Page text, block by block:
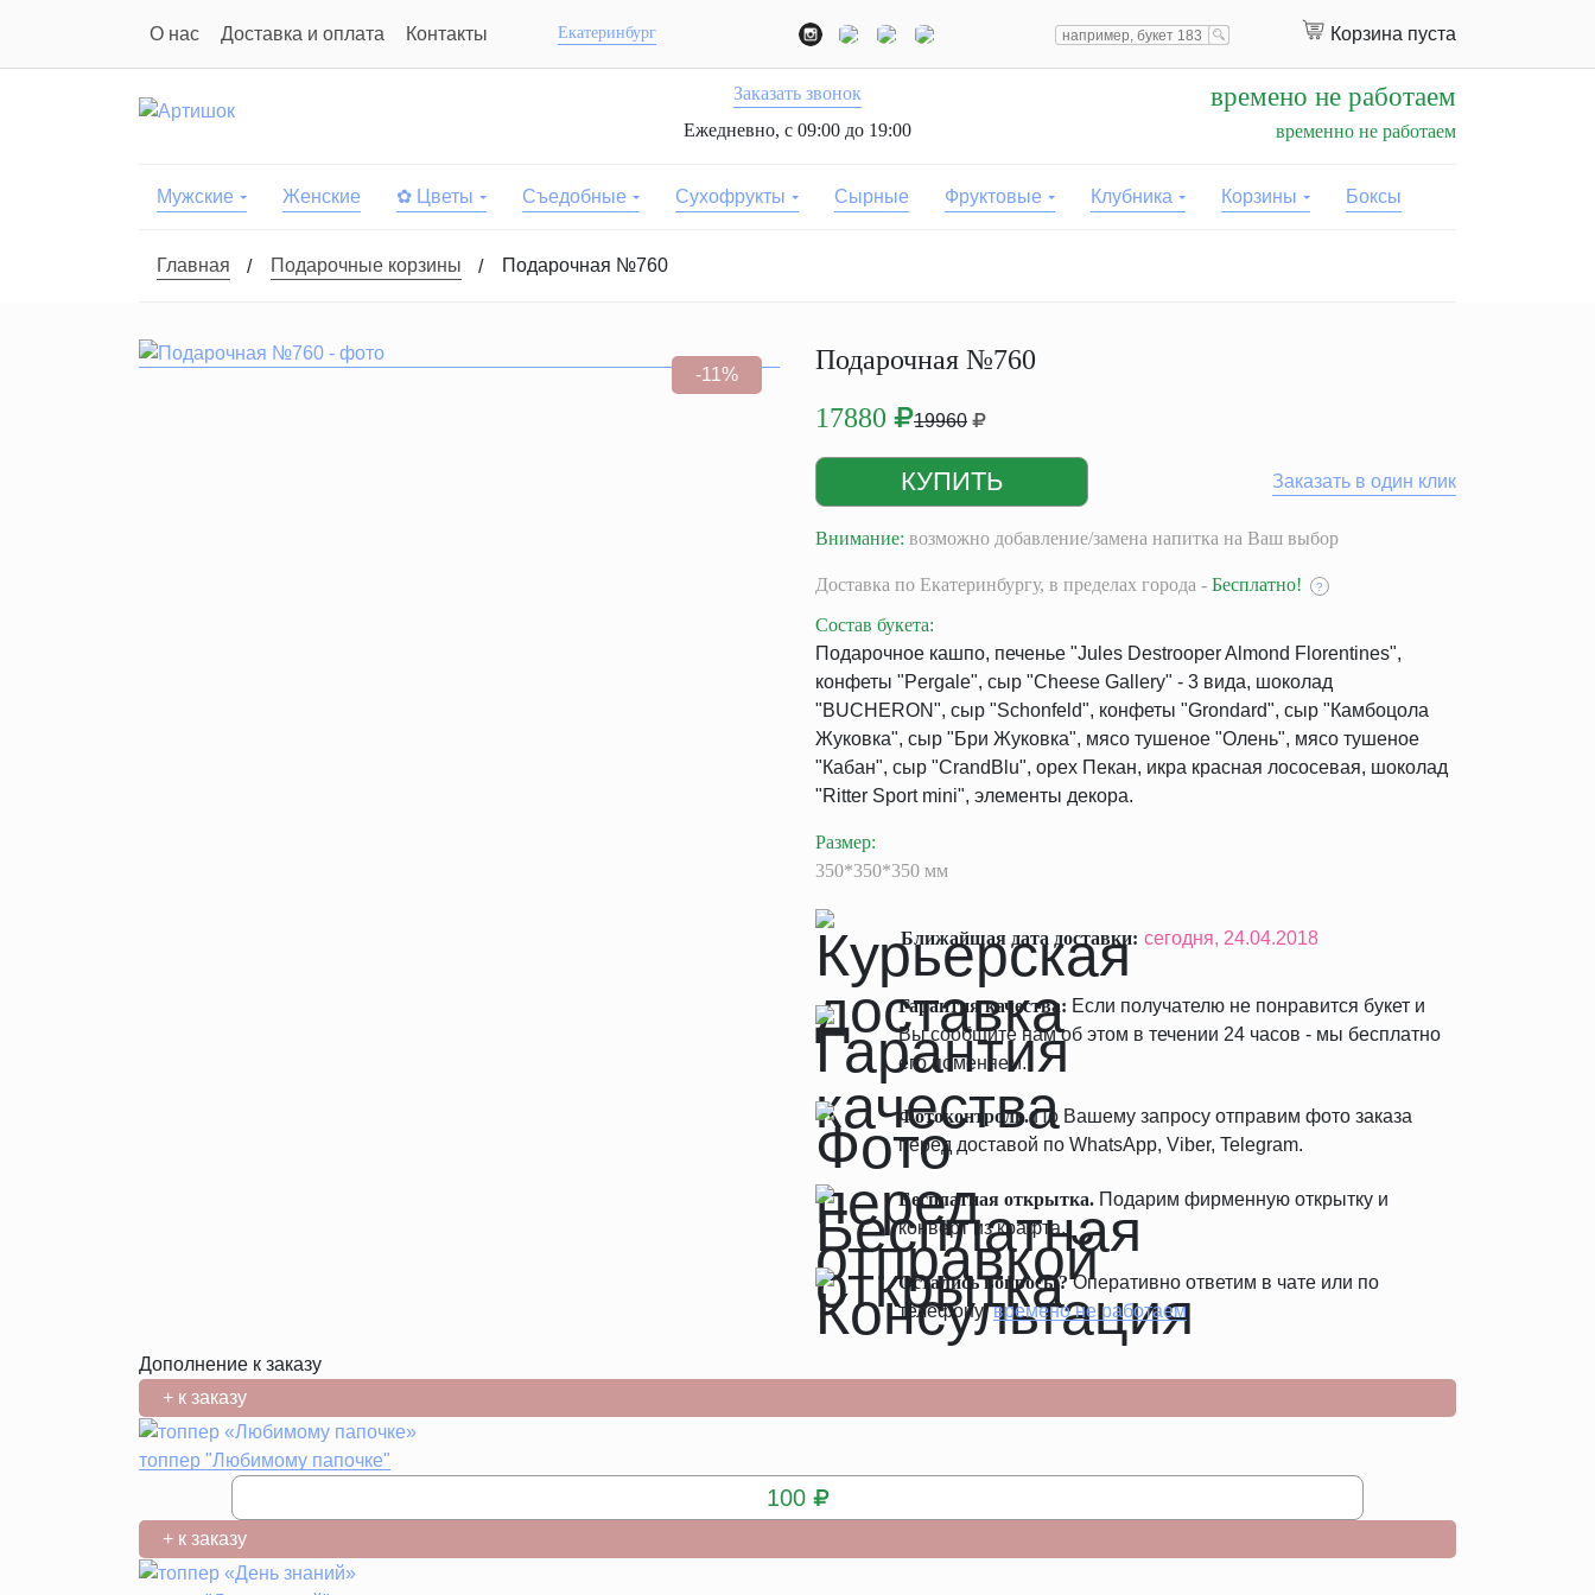
О нас Доставка и оплата Контакты Екатеринбург Корзина пуста
Заказать звонок
Ежедневно, с 09:00 до 19:00
времено не работаем
временно не работаем
Мужские Женские ✿ Цветы Съедобные Сухофрукты Сырные Фруктовые Клубника Корзины Боксы
Главная Подарочные корзины Подарочная №760
-11%
Подарочная №760
17880
19960
Заказать в один клик
Внимание: возможно добавление/замена напитка на Ваш выбор
Доставка по Екатеринбургу, в пределах города - Бесплатно! ?
Состав букета:
Подарочное кашпо, печенье "Jules Destrooper Almond Florentines",
конфеты "Pergale", сыр "Cheese Gallery" - 3 вида, шоколад
"BUCHERON", сыр "Schonfeld", конфеты "Grondard", сыр "Камбоцола
Жуковка", сыр "Бри Жуковка", мясо тушеное "Олень", мясо тушеное
"Кабан", сыр "CrandBlu", орех Пекан, икра красная лососевая, шоколад
"Ritter Sport mini", элементы декора.
Размер:
350*350*350 мм
Ближайшая дата доставки: сегодня, 24.04.2018
Гарантия качества: Если получателю не понравится букет и
Вы сообщите нам об этом в течении 24 часов - мы бесплатно
его поменяем.
Фотоконтроль.По Вашему запросу отправим фото заказа
перед доставой по WhatsApp, Viber, Telegram.
Бесплатная открытка. Подарим фирменную открытку и
конверт из крафта.
Остались вопросы?Оперативно ответим в чате или по
телефону:времено не работаем
Дополнение к заказу
+ к заказу
топпер "Любимому папочке"
100
+ к заказу